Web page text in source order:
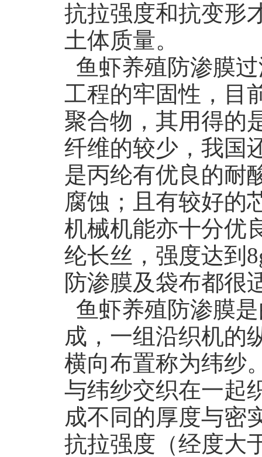
抗拉强度和抗变形
土体质量。
鱼虾养殖防渗膜
工程的牢固性，目
聚合物，其用得的
纤维的较少，我国
是丙纶有优良的耐
腐蚀；且有较好的
机械机能亦十分优
纶长丝，强度达到
防渗膜及袋布都很
鱼虾养殖防渗膜
成，一组沿织机的
横向布置称为纬纱
与纬纱交织在一起
成不同的厚度与密
抗拉强度（经度大